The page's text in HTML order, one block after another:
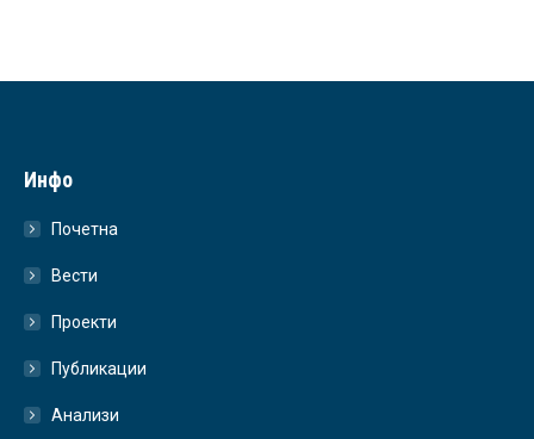
Инфо
Почетна
Вести
Проекти
Публикации
Анализи